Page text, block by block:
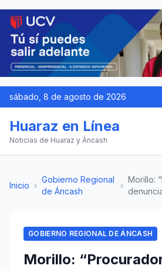
sábado, 8 de agosto de 2026
Huaraz en Línea
Noticias de Huaraz y Áncash
Inicio ›
Gobierno Regional
de Áncash
›
Morillo:
GOBIERNO REGIONAL DE ÁNCASH
Morillo: